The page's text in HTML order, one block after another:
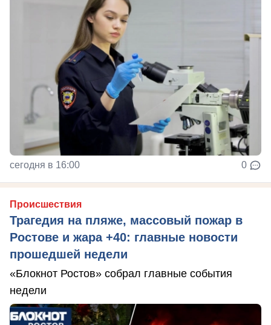
сегодня в 16:00 0
Происшествия
Трагедия на пляже, массовый пожар в
Ростове и жара +40: главные новости
прошедшей недели
«Блокнот Ростов» собрал главные события
недели